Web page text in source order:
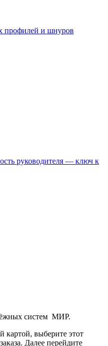
профилей и шнуров
руководителя — ключ к
систем МИР.
картой, выберите этот
Далее перейдите